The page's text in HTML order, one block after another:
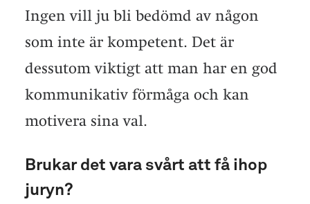
Ingen vill ju bli bedömd av någon
som inte är kompetent. Det är
dessutom viktigt att man har en god
kommunikativ förmåga och kan
motivera sina val.
Brukar det vara svårt att få ihop
juryn?